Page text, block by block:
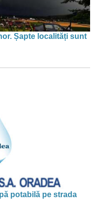
Șapte localități sunt
potabilă pe strada